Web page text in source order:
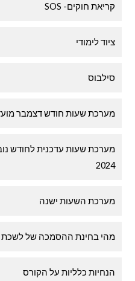
קריאת חוקים- SOS
ציוד לימודי
סילבוס
מערכת שעות חודש דצמבר מועד
מערכת שעות עדכנית לחודש
2024
מערכת השעות ישנה
מהי בחינת ההסמכה של לשכת
הנחיות כלליות על הקורס